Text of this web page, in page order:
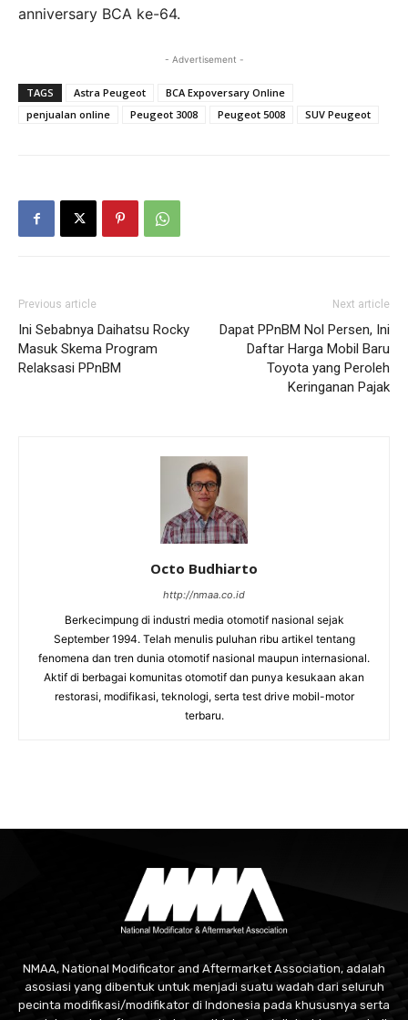
anniversary BCA ke-64.
- Advertisement -
TAGS Astra Peugeot
BCA Expoversary Online
penjualan online
Peugeot 3008 Peugeot 5008 SUV Peugeot
Previous article
Ini Sebabnya Daihatsu Rocky
Masuk Skema Program
Relaksasi PPnBM
Next article
Dapat PPnBM Nol Persen, Ini
Daftar Harga Mobil Baru
Toyota yang Peroleh
Keringanan Pajak
Octo Budhiarto
http://nmaa.co.id
Berkecimpung di industri media otomotif nasional sejak
September 1994. Telah menulis puluhan ribu artikel tentang
fenomena dan tren dunia otomotif nasional maupun internasional.
Aktif di berbagai komunitas otomotif dan punya kesukaan akan
restorasi, modifikasi, teknologi, serta test drive mobil-motor
terbaru.
NMAA, National Modificator and Aftermarket Association, adalah
asosiasi yang dibentuk untuk menjadi suatu wadah dari seluruh
pecinta modifikasi/modifikator di Indonesia pada khususnya serta